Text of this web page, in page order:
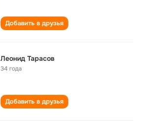
Добавить в друзья
Леонид Тарасов
34 года
Добавить в друзья